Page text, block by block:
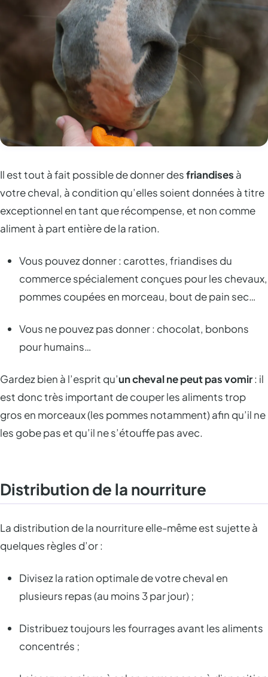
Il est tout à fait possible de donner desfriandises à
votre cheval, à condition qu’elles soient données à titre
exceptionnel en tant que récompense, et non comme
aliment à part entière de la ration.
Vous pouvez donner : carottes, friandises du
commerce spécialement conçues pour les chevaux,
pommes coupées en morceau, bout de pain sec…
Vous ne pouvez pas donner : chocolat, bonbons
pour humains…
Gardez bien à l’esprit qu’un cheval ne peut pas vomir: il
est donc très important de couper les aliments trop
gros en morceaux (les pommes notamment) afin qu’il ne
les gobe pas et qu’il ne s’étouffe pas avec.
Distribution de la nourriture
La distribution de la nourriture elle-même est sujette à
quelques règles d’or :
Divisez la ration optimale de votre cheval en
plusieurs repas (au moins 3 par jour) ;
Distribuez toujours les fourrages avant les aliments
concentrés ;